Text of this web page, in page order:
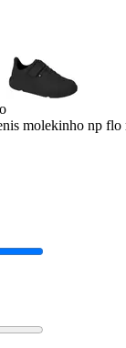
molekinho np flo